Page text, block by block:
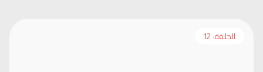
الحلقة: 12